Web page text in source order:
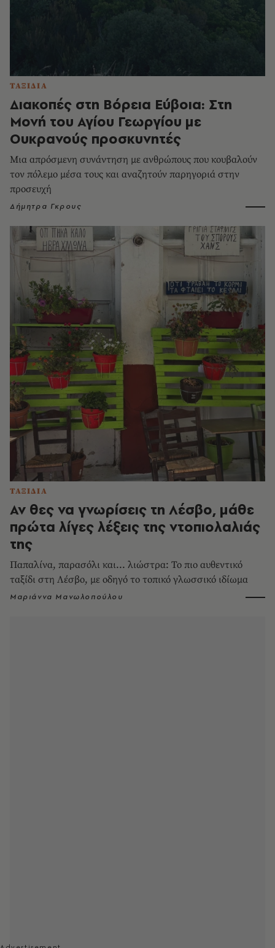
ΤΑΞΙΔΙΑ
Διακοπές στη Βόρεια Εύβοια: Στη
Μονή του Αγίου Γεωργίου με
Ουκρανούς προσκυνητές
Μια απρόσμενη συνάντηση με ανθρώπους που κουβαλούν
τον πόλεμο μέσα τους και αναζητούν παρηγοριά στην
προσευχή
Δήμητρα Γκρους
ΤΑΞΙΔΙΑ
Αν θες να γνωρίσεις τη Λέσβο, μάθε
πρώτα λίγες λέξεις της ντοπιολαλιάς
της
Παπαλίνα, παρασόλι και... λιώστρα: Το πιο αυθεντικό
ταξίδι στη Λέσβο, με οδηγό το τοπικό γλωσσικό ιδίωμα
Μαριάννα Μανωλοπούλου